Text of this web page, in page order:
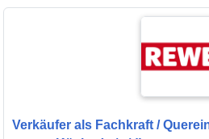
Verkäufer als Fachkraft /